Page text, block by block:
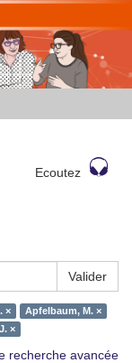
Ecoutez
Valider
×
Apfelbaum, M. ×
×
recherche avancée